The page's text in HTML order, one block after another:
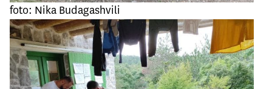
foto: Nika Budagashvili